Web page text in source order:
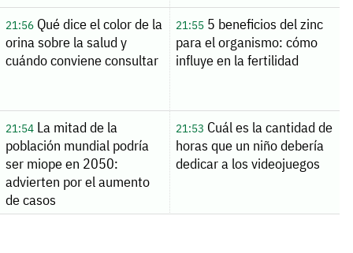
21:56Qué dice el color de la
orina sobre la salud y
cuándo conviene consultar
21:555 beneficios del zinc
para el organismo: cómo
influye en la fertilidad
21:54La mitad de la
población mundial podría
ser miope en 2050:
advierten por el aumento
de casos
21:53 Cuál es la cantidad de
horas que un niño debería
dedicar a los videojuegos